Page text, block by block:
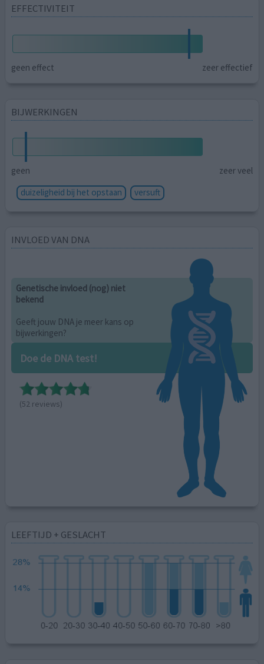
EFFECTIVITEIT
geen effect zeer effectief
BIJWERKINGEN
geen
zeer veel
duizeligheid bij het opstaan
versuft
INVLOED VAN DNA
Genetische invloed (nog) niet
bekend
Geeft jouw DNA je meer kans op
bijwerkingen?
Doe de DNA test!
(52 reviews)
LEEFTIJD + GESLACHT